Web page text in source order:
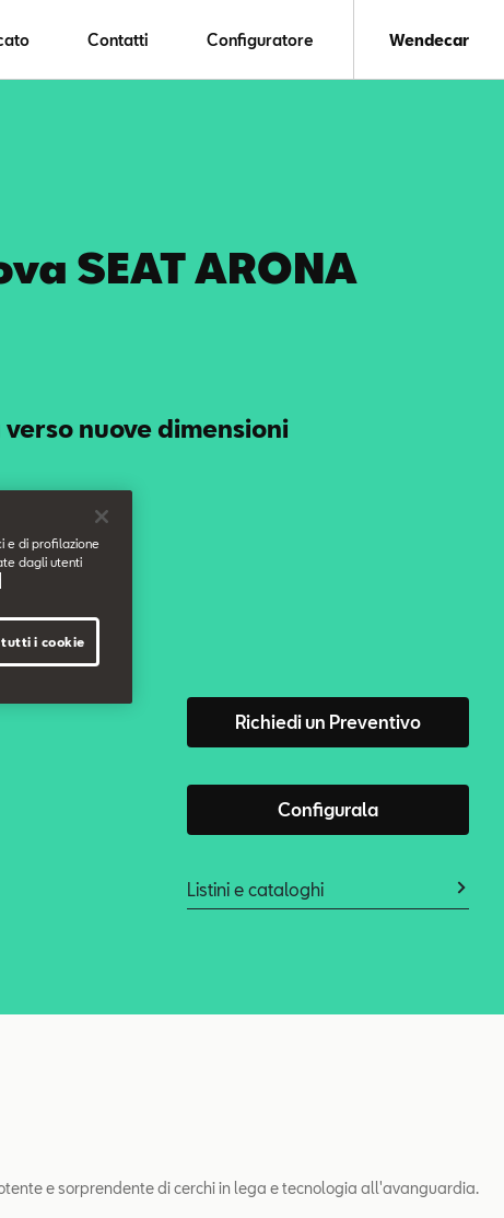
Contatti Configuratore Wendecar
SEAT ARONA
nuove dimensioni
Richiedi un Preventivo
Configurala
Listini e cataloghi
e sorprendente di cerchi in lega e tecnologia all'avanguardia.
e di profilazione
dagli utenti
i cookie